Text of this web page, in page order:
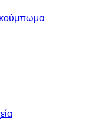
κούμπωμα